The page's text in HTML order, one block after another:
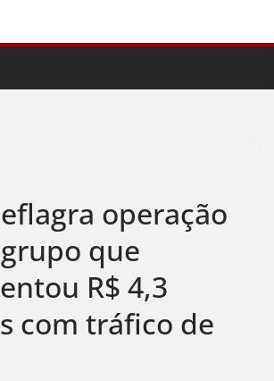
operação
que
R$ 4,3
com tráfico de